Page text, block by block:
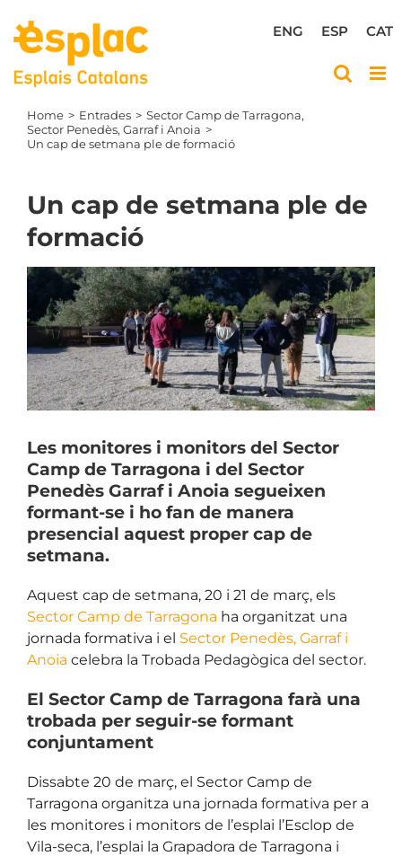
content
CAT
ESP
ENG
Home Entrades
Sector Camp de Tarragona
Sector Penedès, Garraf i Anoia
Un cap de setmana ple de formació
Un cap de setmana ple de
formació
View
Larger
Image
Les monitores i monitors del Sector
Camp de Tarragona i del Sector
Penedès Garraf i Anoia segueixen
formant-se i ho fan de manera
presencial aquest proper cap de
setmana.
Aquest cap de setmana, 20 i 21 de març, els
Sector Camp de Tarragona ha organitzat una
jornada formativa i el Sector Penedès, Garraf i
Anoia celebra la Trobada Pedagògica del sector.
El Sector Camp de Tarragona farà una
trobada per seguir-se formant
conjuntament
Dissabte 20 de març, el Sector Camp de
Tarragona organitza una jornada formativa per a
les monitores i monitors de l’esplai l’Esclop de
Vila-seca, l’esplai la Grapadora de Tarragona i